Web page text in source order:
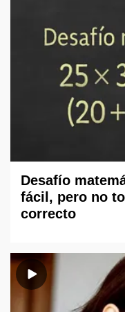
Desafío
fácil, pero no
correcto